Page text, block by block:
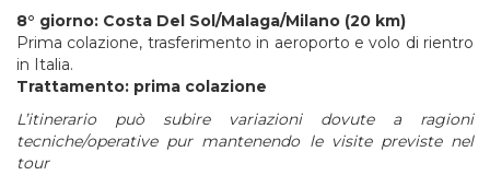
8° giorno: Costa Del Sol/Malaga/Milano (20 km)
Prima colazione, trasferimento in aeroporto e volo di rientro
in Italia.
Trattamento: prima colazione
L’itinerario può subire variazioni dovute a ragioni
tecniche/operative pur mantenendo le visite previste nel
tour